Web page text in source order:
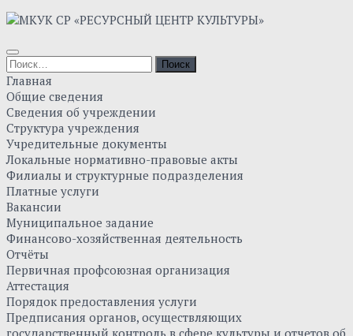
Skip
content
Найти:
Главная
Общие сведения
Сведения об учреждении
Структура учреждения
Учредительные документы
Локальные нормативно-правовые акты
Филиалы и структурные подразделения
Платные услуги
Вакансии
Муниципальное задание
Финансово-хозяйственная деятельность
Отчёты
Первичная профсоюзная организация
Аттестация
Порядок предоставления услуги
Предписания органов, осуществляющих